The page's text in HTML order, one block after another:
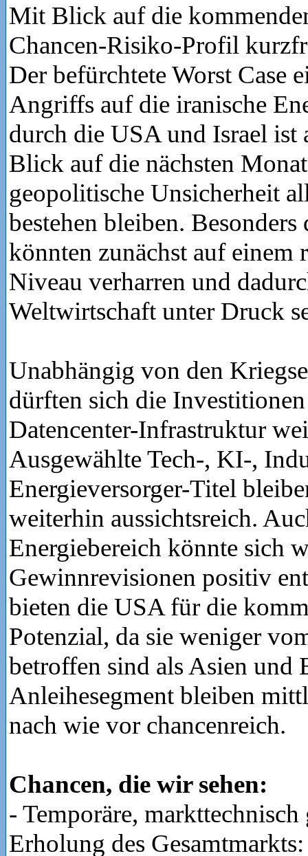
Mit Blick auf die
Chancen-Risiko-Profil
Der befürchtete Worst Case
Angriffs auf die iranische
durch die USA und Israel ist
Blick auf die nächsten
geopolitische Unsicherheit
bestehen bleiben. Besonders
könnten zunächst auf einem
Niveau verharren und
Weltwirtschaft unter Druck
Unabhängig von den
dürften sich die
Datencenter-Infrastruktur
Ausgewählte Tech-, KI-,
Energieversorger-Titel
weiterhin aussichtsreich.
Energiebereich könnte sich
Gewinnrevisionen positiv
bieten die USA für die
Potenzial, da sie weniger
betroffen sind als Asien und
Anleihesegment bleiben
nach wie vor chancenreich.
Chancen, die wir sehen:
- Temporäre, markttechnisch
Erholung des